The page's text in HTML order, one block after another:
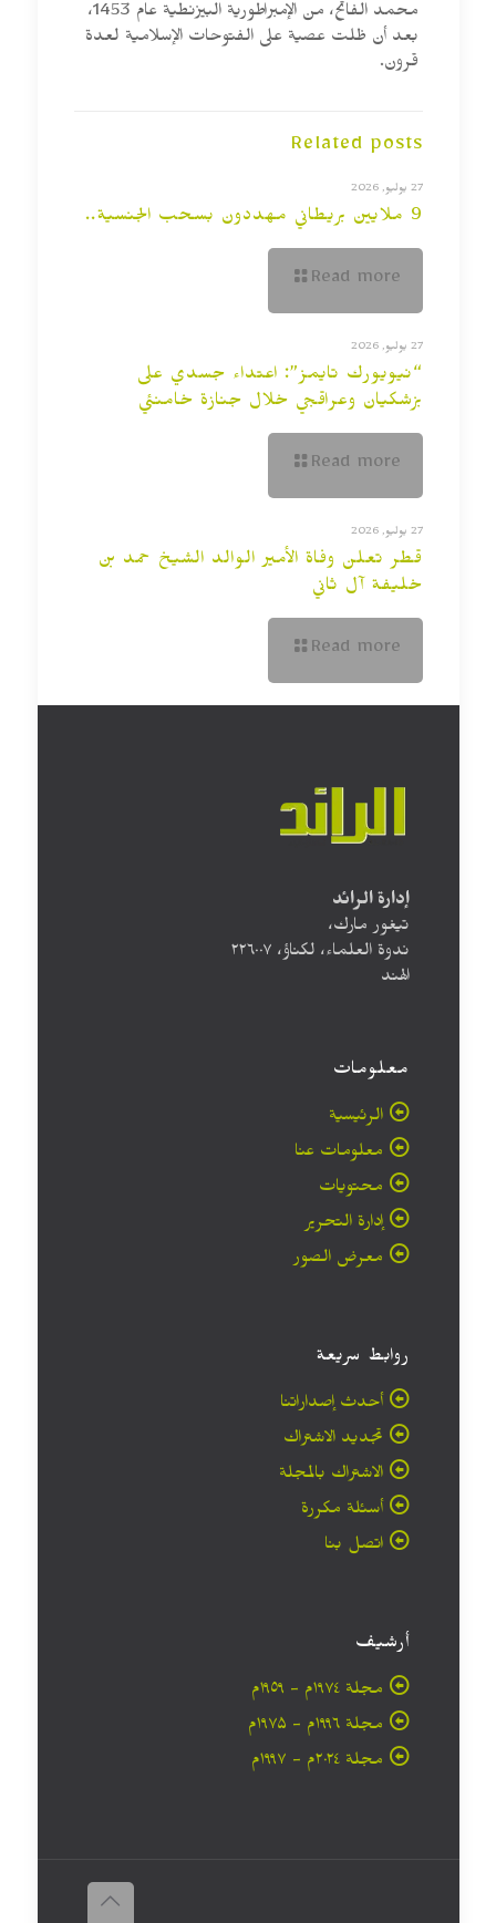
محمد الفاتح، من الإمبراطورية البيزنطية عام 1453،
بعد أن ظلت عصية على الفتوحات الإسلامية لعدة
قرون.
Related posts
27 يوليو, 2026
9 ملايين بريطاني مهددون بسحب الجنسية..
Read more
27 يوليو, 2026
“نيويورك تايمز”: اعتداء جسدي على
بزشكيان وعراقجي خلال جنازة خامنئي
Read more
27 يوليو, 2026
قطر تعلن وفاة الأمير الوالد الشيخ حمد بن
خليفة آل ثاني
Read more
إدارة الرائد
تيغور مارك،
ندوة العلماء، لكناؤ، ۲۲٦۰۰۷
الهند
معلومات
الرئيسية
معلومات عنا
محتويات
إدارة التحرير
معرض الصور
روابط سريعة
أحدث إصداراتنا
تجديد الاشتراك
الاشتراك بالمجلة
أسئلة مكررة
اتصل بنا
أرشيف
مجلة ۱۹۷٤م - ١٩٥٩م
مجلة ۱۹۹٦م - ۱۹۷۵م
مجلة ۲۰۲٤م - ۱۹۹۷م